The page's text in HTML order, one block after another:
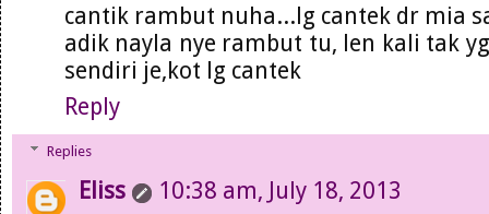
cantik rambut nuha...lg cantek dr mia
adik nayla nye rambut tu, len kali tak
sendiri je,kot lg cantek
Reply
Replies
Eliss
10:38 am, July 18, 2013